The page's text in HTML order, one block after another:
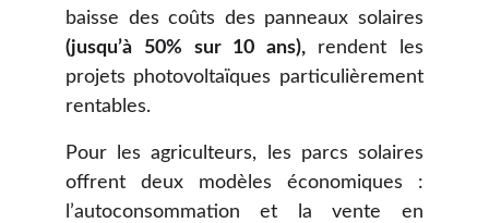
Pour les agriculteurs, les parcs solaires
offrent deux modèles économiques :
l’autoconsommation et la vente en
baisse des coûts des panneaux solaires
(jusqu’à 50% sur 10 ans), rendent les
projets photovoltaïques particulièrement
rentables.